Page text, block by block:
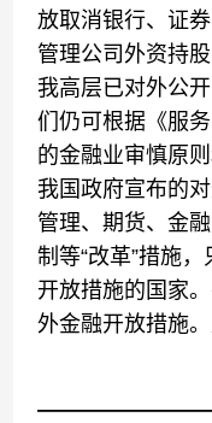
放取消银行、证
管理公司外资持
我高层已对外公
们仍可根据《服
的金融业审慎原
我国政府宣布的
管理、期货、金
制等“改革”措施
开放措施的国家
外金融开放措施。